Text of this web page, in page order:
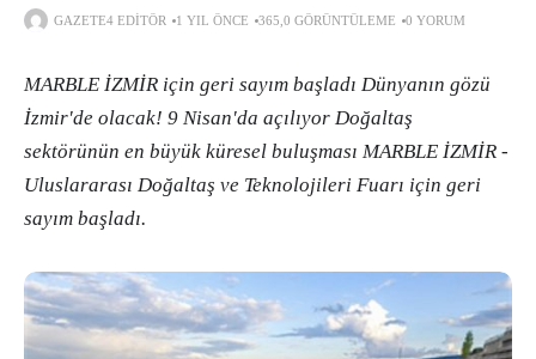
GAZETE4 EDITÖR 1 YIL ÖNCE 365,0 GÖRÜNTÜLEME 0 YORUM
MARBLE İZMİR için geri sayım başladı Dünyanın gözü
İzmir'de olacak! 9 Nisan'da açılıyor Doğaltaş
sektörünün en büyük küresel buluşması MARBLE İZMİR -
Uluslararası Doğaltaş ve Teknolojileri Fuarı için geri
sayım başladı.